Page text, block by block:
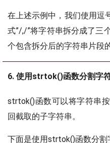
在上述示例中，我们使用逗
式”/,/”将字符串拆分成了三
个包含拆分后的字符串片段
6. 使用strtok()函数分割字
strtok()函数可以将字符串
回截取的子字符串。
下面是使用strtok()函数分割